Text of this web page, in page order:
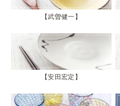
武曽健一
安田宏定